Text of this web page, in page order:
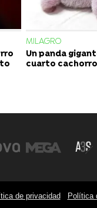
MILAGRO
Un panda
cuarto
de privacidad Política